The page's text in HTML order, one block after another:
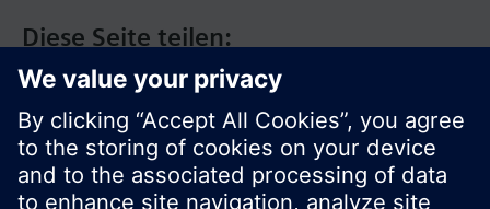
Diese Seite teilen: